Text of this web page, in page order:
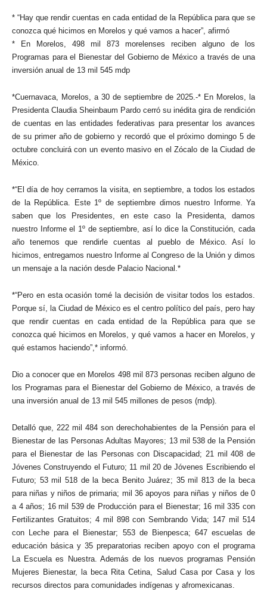
* “Hay que rendir cuentas en cada entidad de la República para que se
conozca qué hicimos en Morelos y qué vamos a hacer”, afirmó
* En Morelos, 498 mil 873 morelenses reciben alguno de los
Programas para el Bienestar del Gobierno de México a través de una
inversión anual de 13 mil 545 mdp
*Cuernavaca, Morelos, a 30 de septiembre de 2025.-* En Morelos, la
Presidenta Claudia Sheinbaum Pardo cerró su inédita gira de rendición
de cuentas en las entidades federativas para presentar los avances
de su primer año de gobierno y recordó que el próximo domingo 5 de
octubre concluirá con un evento masivo en el Zócalo de la Ciudad de
México.
*“El día de hoy cerramos la visita, en septiembre, a todos los estados
de la República. Este 1º de septiembre dimos nuestro Informe. Ya
saben que los Presidentes, en este caso la Presidenta, damos
nuestro Informe el 1º de septiembre, así lo dice la Constitución, cada
año tenemos que rendirle cuentas al pueblo de México. Así lo
hicimos, entregamos nuestro Informe al Congreso de la Unión y dimos
un mensaje a la nación desde Palacio Nacional.*
*“Pero en esta ocasión tomé la decisión de visitar todos los estados.
Porque sí, la Ciudad de México es el centro político del país, pero hay
que rendir cuentas en cada entidad de la República para que se
conozca qué hicimos en Morelos, y qué vamos a hacer en Morelos, y
qué estamos haciendo”,* informó.
Dio a conocer que en Morelos 498 mil 873 personas reciben alguno de
los Programas para el Bienestar del Gobierno de México, a través de
una inversión anual de 13 mil 545 millones de pesos (mdp).
Detalló que, 222 mil 484 son derechohabientes de la Pensión para el
Bienestar de las Personas Adultas Mayores; 13 mil 538 de la Pensión
para el Bienestar de las Personas con Discapacidad; 21 mil 408 de
Jóvenes Construyendo el Futuro; 11 mil 20 de Jóvenes Escribiendo el
Futuro; 53 mil 518 de la beca Benito Juárez; 35 mil 813 de la beca
para niñas y niños de primaria; mil 36 apoyos para niñas y niños de 0
a 4 años; 16 mil 539 de Producción para el Bienestar; 16 mil 335 con
Fertilizantes Gratuitos; 4 mil 898 con Sembrando Vida; 147 mil 514
con Leche para el Bienestar; 553 de Bienpesca; 647 escuelas de
educación básica y 35 preparatorias reciben apoyo con el programa
La Escuela es Nuestra. Además de los nuevos programas Pensión
Mujeres Bienestar, la beca Rita Cetina, Salud Casa por Casa y los
recursos directos para comunidades indígenas y afromexicanas.